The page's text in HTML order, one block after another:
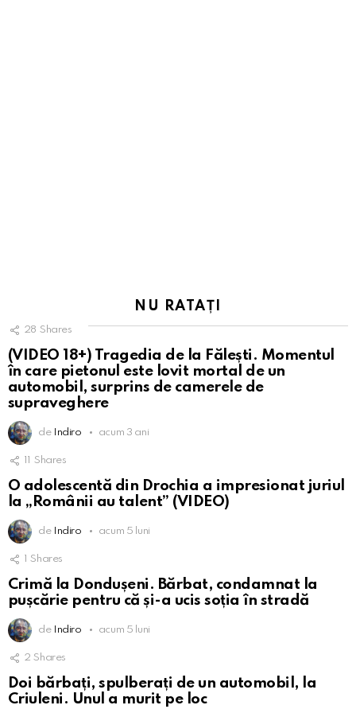
NU RATAȚI
28 Shares
(VIDEO 18+) Tragedia de la Fălești. Momentul
în care pietonul este lovit mortal de un
automobil, surprins de camerele de
supraveghere
de Indiro acum 3 ani
11 Shares
O adolescentă din Drochia a impresionat juriul
la „Românii au talent” (VIDEO)
de Indiro acum 5 luni
1 Shares
Crimă la Dondușeni. Bărbat, condamnat la
pușcărie pentru că și-a ucis soția în stradă
de Indiro acum 5 luni
2 Shares
Doi bărbați, spulberați de un automobil, la
Criuleni. Unul a murit pe loc